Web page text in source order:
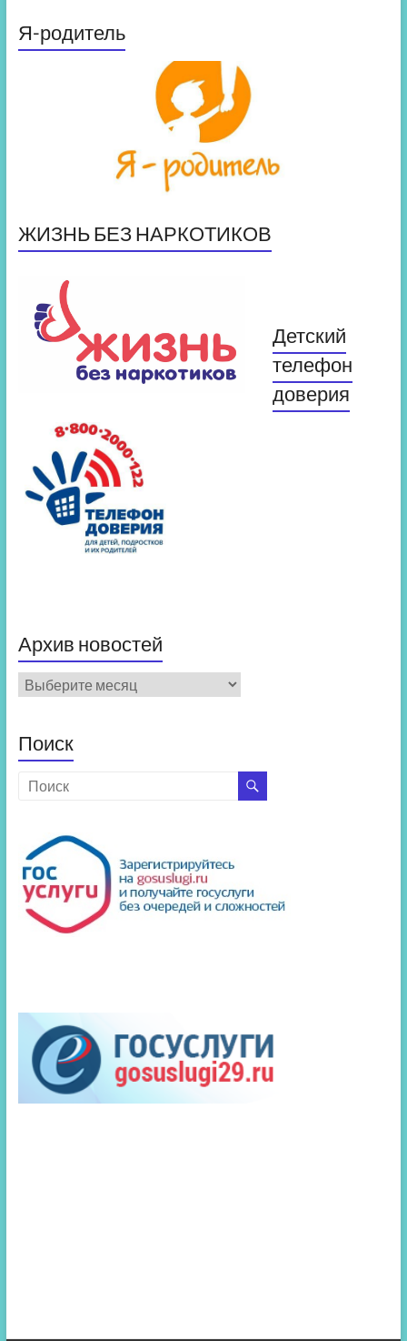
Я-родитель
ЖИЗНЬ БЕЗ НАРКОТИКОВ
Детский
телефон
доверия
Архив новостей
Архив
новостей
Поиск